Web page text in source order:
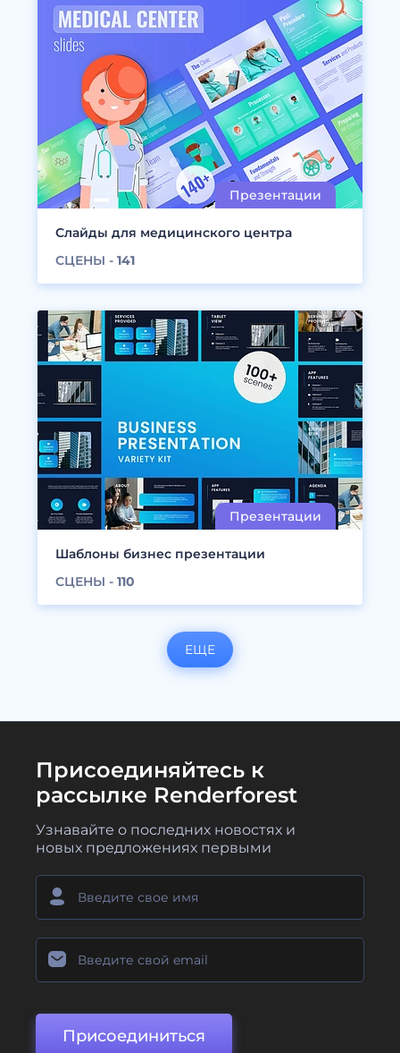
Слайды для медицинского центра
СЦЕНЫ - 141
Шаблоны бизнес презентации
СЦЕНЫ - 110
ЕЩЕ
Присоединяйтесь к
рассылке Renderforest
Узнавайте о последних новостях и
новых предложениях первыми
Присоединиться